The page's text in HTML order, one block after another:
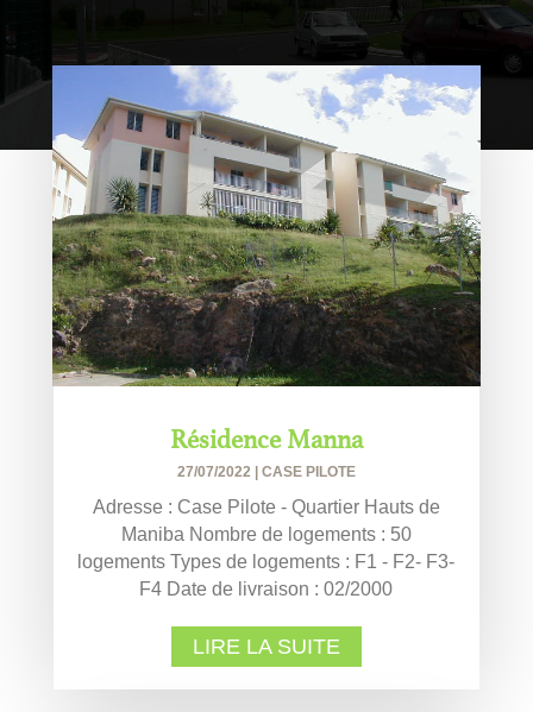
Résidence Manna
27/07/2022 CASE PILOTE
Adresse : Case Pilote - Quartier Hauts de
Maniba Nombre de logements : 50
logements Types de logements : F1 - F2- F3-
F4 Date de livraison : 02/2000
LIRE LA SUITE